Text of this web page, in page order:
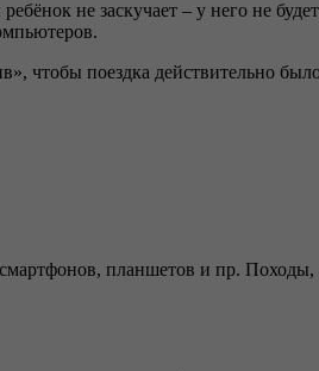
не заскучает – у него не
чтобы поездка действительно
планшетов и пр. Походы,